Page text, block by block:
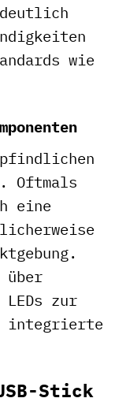
wie
Oftmals
eine
über
zur
integrierte
Stick